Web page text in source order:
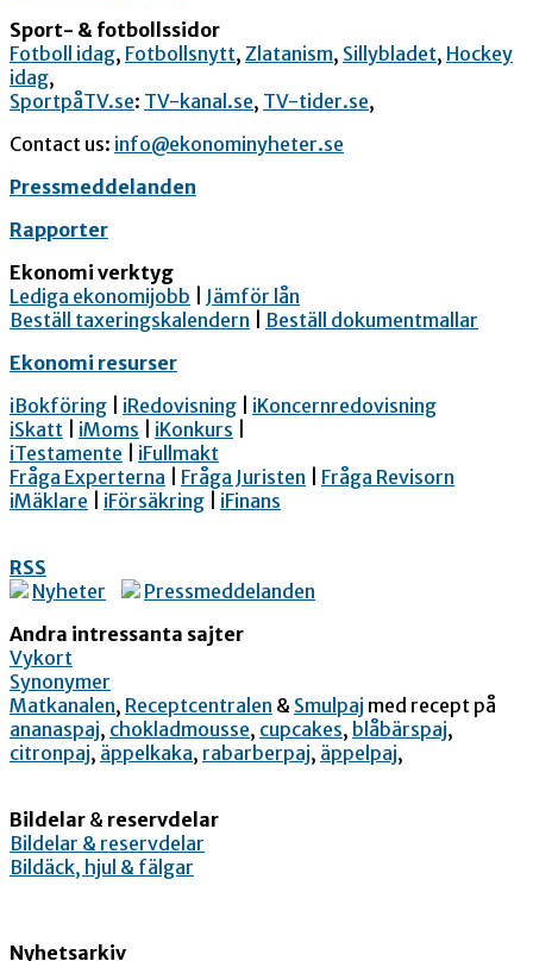
Sport- & fotbollssidor
Fotboll idag, Fotbollsnytt, Zlatanism, Sillybladet, Hockey
idag,
SportpåTV.se: TV-kanal.se, TV-tider.se,
Contact us: info@ekonominyheter.se
Pressmeddelanden
Rapporter
Ekonomi verktyg
Lediga ekonomijobb
Jämför lån
Beställ taxeringskalendern
Beställ dokumentmallar
Ekonomi resurser
iBokföring
iRedovisning
iKoncernredovisning
iSkatt
iMoms iKonkurs
iTestamente
iFullmakt
Fråga Experterna
Fråga Juristen
Fråga Revisorn
iMäklare
iFörsäkring iFinans
RSS
Nyheter
Pressmeddelanden
Andra intressanta sajter
Vykort
Synonymer
Matkanalen, Receptcentralen & Smulpaj med recept på
ananaspaj, chokladmousse, cupcakes, blåbärspaj,
citronpaj, äppelkaka, rabarberpaj, äppelpaj,
Bildelar & reservdelar
Bildelar & reservdelar
Bildäck, hjul & fälgar
Nyhetsarkiv